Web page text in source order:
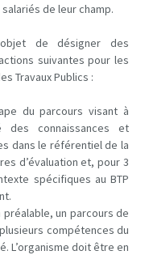
de leur champ.
de désigner des
suivantes pour les
Travaux Publics :
du parcours visant à
connaissances et
dans le référentiel de la
d’évaluation et, pour 3
spécifiques au BTP
préalable, un parcours de
compétences du
L’organisme doit être en